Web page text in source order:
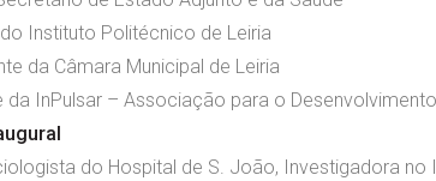
Instituto Politécnico de Leiria
da Câmara Municipal de Leiria
da InPulsar – Associação para o
do Hospital de S. João, Investigadora no